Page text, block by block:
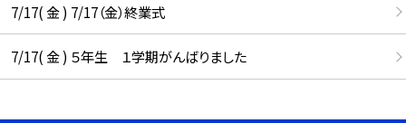
7/17( 金 ) 7/17（金）終業式
7/17( 金 ) ５年生 １学期がんばりました